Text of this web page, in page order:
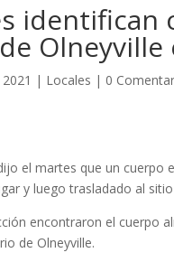
identifican
Olneyville
| Locales | 0
el martes que un cuerpo
y luego trasladado al
encontraron el cuerpo
de Olneyville.